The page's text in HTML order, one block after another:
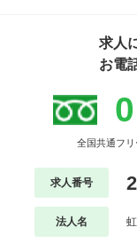
求人
お電
全国共通フ
求人番号
法人名